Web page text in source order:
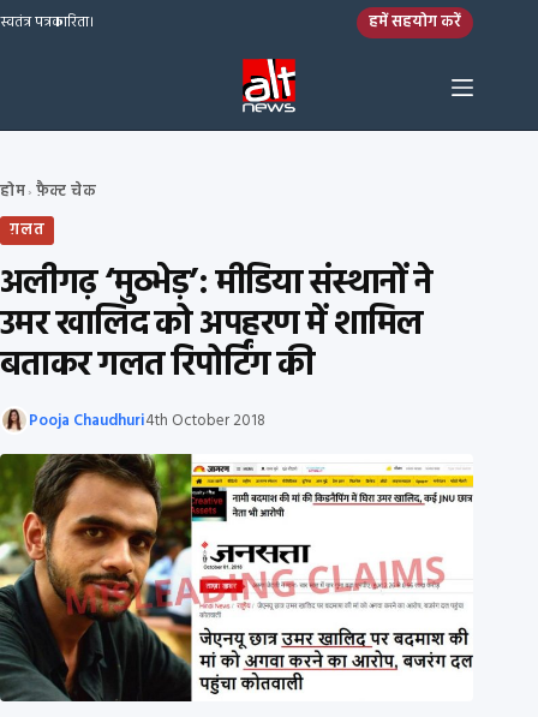
Skip to content
स्वतंत्र पत्रकारिता। हमें सहयोग करें
होम› फ़ैक्ट चेक
ग़लत
अलीगढ़ ‘मुठभेड़’: मीडिया संस्थानों ने
उमर खालिद को अपहरण में शामिल
बताकर गलत रिपोर्टिंग की
Pooja Chaudhuri4th October 2018